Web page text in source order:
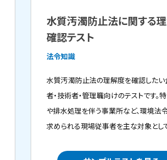
水質汚濁防止法に関する
確認テスト
法令知識
水質汚濁防止法の理解度を確認したい
者・技術者・管理職向けのテストです。
や排水処理を伴う事業所など、環境法
求められる現場従事者を主な対象とし